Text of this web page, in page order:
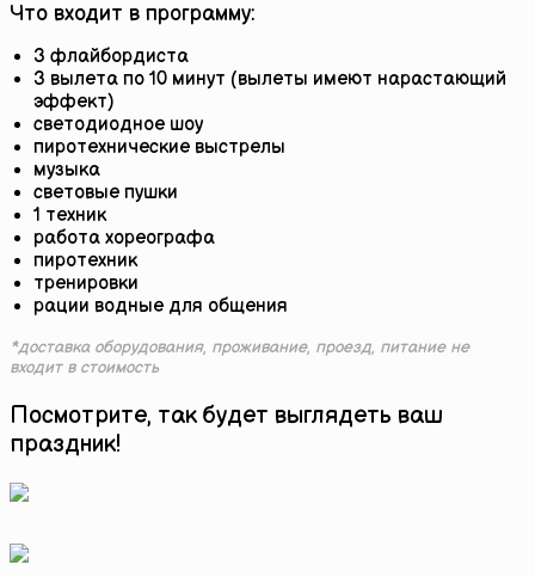
Что входит в программу:
3 флайбордиста
3 вылета по 10 минут (вылеты имеют нарастающий
эффект)
светодиодное шоу
пиротехнические выстрелы
музыка
световые пушки
1 техник
работа хореографа
пиротехник
тренировки
рации водные для общения
*доставка оборудования, проживание, проезд, питание не
входит в стоимость
Посмотрите, так будет выглядеть ваш
праздник!